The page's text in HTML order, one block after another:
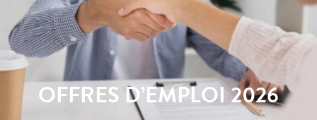
OFFRES D’EMPLOI 2026